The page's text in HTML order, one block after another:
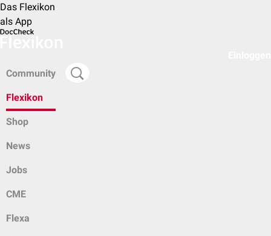
Das Flexikon
als App
Community
Flexikon
Shop
News
Jobs
CME
Flexa